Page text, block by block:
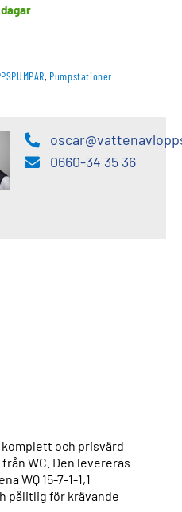
, Pumpstationer
0660-34 35 36
och prisvärd
WC. Den levereras
WQ 15-7-1-1,1
pålitlig för krävande